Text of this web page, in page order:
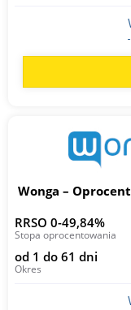
Wonga –
RRSO 0-49,84%
Stopa oprocentowania
od 1 do 61 dni
Okres